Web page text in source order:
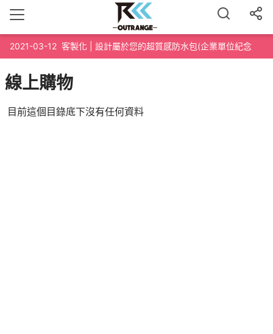
2021-03-12 客製化 | 設計屬於您的超質感防水包(企業單位紀念
線上購物
目前這個目錄底下沒有任何資料